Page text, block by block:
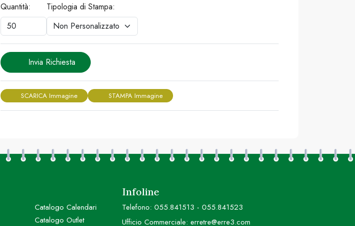
Quantità: Tipologia di Stampa:
Invia Richiesta
SCARICA Immagine STAMPA Immagine
Catalogo Calendari
Catalogo Outlet
Infoline
Telefono: 055.841513 - 055.841523
Ufficio Commerciale: erretre@erre3.com